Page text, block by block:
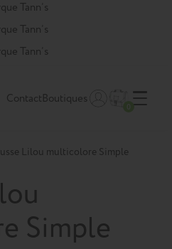
Tann’s
Tann’s
Tann’s
ContactBoutiques
Lilou multicolore Simple
Simple